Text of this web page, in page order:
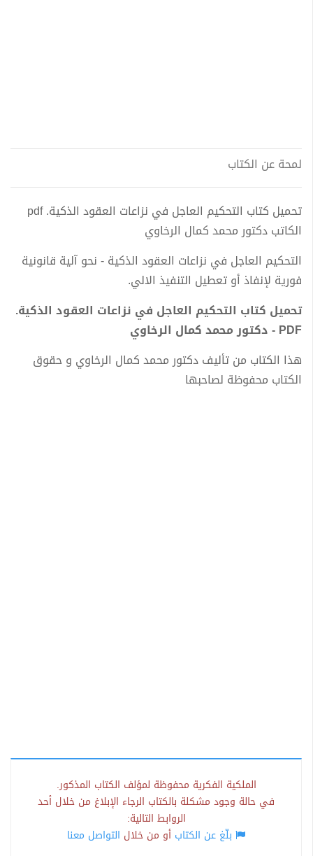
لمحة عن الكتاب
تحميل كتاب التحكيم العاجل في نزاعات العقود الذكية. pdf
الكاتب دكتور محمد كمال الرخاوي
التحكيم العاجل في نزاعات العقود الذكية - نحو آلية قانونية
فورية لإنفاذ أو تعطيل التنفيذ الالي.
تحميل كتاب التحكيم العاجل في نزاعات العقود الذكية.
PDF - دكتور محمد كمال الرخاوي
هذا الكتاب من تأليف دكتور محمد كمال الرخاوي و حقوق
الكتاب محفوظة لصاحبها
الملكية الفكرية محفوظة لمؤلف الكتاب المذكور.
في حالة وجود مشكلة بالكتاب الرجاء الإبلاغ من خلال أحد
الروابط التالية:
بلّغ عن الكتاب أو من خلال التواصل معنا